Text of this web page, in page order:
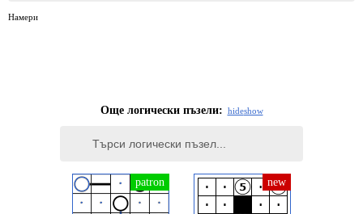
Намери
Още логически пъзели: hideshow